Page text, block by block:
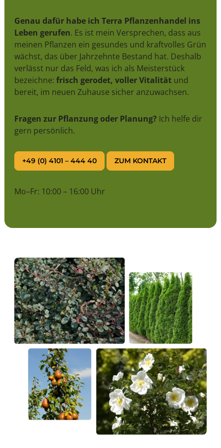
Genau dafür habe ich Terra Pflanzenhandel ins
Leben gerufen. Es ist mein Versprechen, dass aus
meinen Pflanzen ein gesundes und kraftvolles Grün
wächst, das über Jahrzehnte Bestand hat. Deshalb
verlässt nur das Feld, was ich als Meisterstück
bezeichne: frisch gerodet, voller Vitalitätund
bereit, im neuen Zuhause sicher anzuwachsen.
Fragen zur Pflanzung oder Planung? Ich helfe dir
gern persönlich.
+49 (0) 4101 – 444 40 ZUM KONTAKT
Mo–Fr: 10:00 – 16:00 Uhr